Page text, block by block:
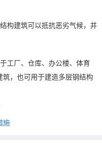
构建筑可以抵抗恶劣气候，并
工厂、仓库、办公楼、体育
，也可用于建造多层钢结构
施